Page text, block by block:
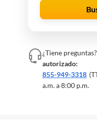
¿Tiene preguntas?
autorizado:
855-949-3318
a.m. a 8:00 p.m.